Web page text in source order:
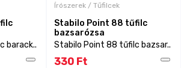
barack..
Írószerek / Tűfilcek
Stabilo Point 88 tűfilc
bazsarózsa
Stabilo Point 88 tűfilc bazsar..
330 Ft